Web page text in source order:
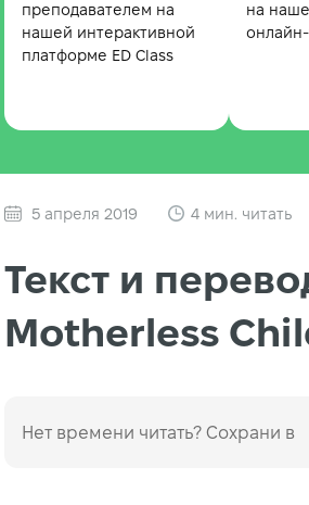
преподавателем на
нашей интерактивной
платформе ED Class
на
5 апреля 2019 4 мин. читать
Текст и
Motherless
Нет времени читать? Сохрани в